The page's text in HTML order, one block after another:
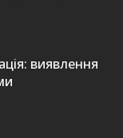
виявлення